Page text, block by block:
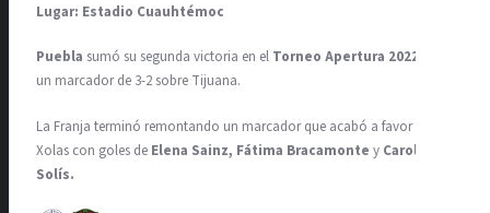
Lugar: Estadio Cuauhtémoc
Puebla sumó su segunda victoria en el Torneo Apertura 2022
un marcador de 3-2 sobre Tijuana.
La Franja terminó remontando un marcador que acabó a favor de
Xolas con goles de Elena Sainz, Fátima Bracamonte y Carolina
Solís.